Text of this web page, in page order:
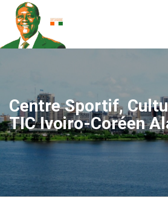
Centre Sportif,
TIC Ivoiro-Coréen